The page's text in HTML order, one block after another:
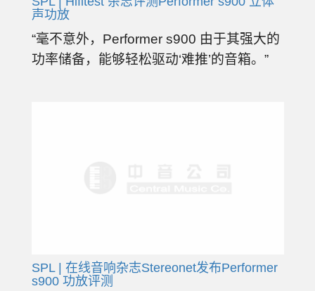
声功放
“毫不意外，Performer s900 由于其强大的
功率储备，能够轻松驱动‘难推’的音箱。”
SPL | 在线音响杂志Stereonet发布Performer
s900 功放评测